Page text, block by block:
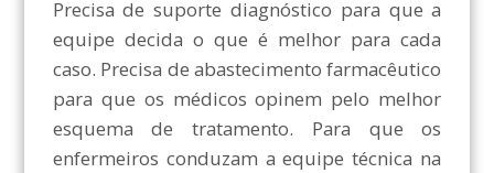
Precisa de suporte diagnóstico para que a
equipe decida o que é melhor para cada
caso. Precisa de abastecimento farmacêutico
para que os médicos opinem pelo melhor
esquema de tratamento. Para que os
enfermeiros conduzam a equipe técnica na